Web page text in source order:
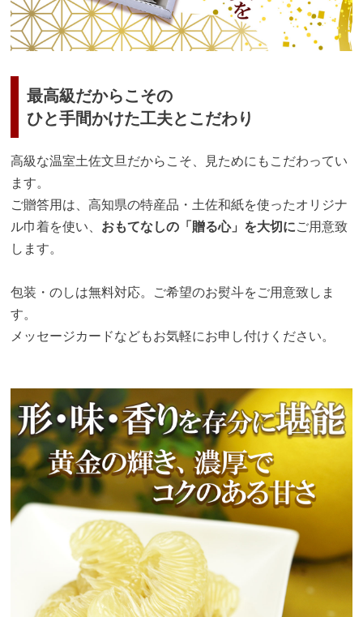
最高級だからこその
ひと手間かけた工夫とこだわり
高級な温室土佐文旦だからこそ、見ためにもこだわってい
ます。
ご贈答用は、高知県の特産品・土佐和紙を使ったオリジナ
ル巾着を使い、 おもてなしの「贈る心」を大切に ご用意致
します。
包装・のしは無料対応。ご希望のお熨斗をご用意致しま
す。
メッセージカードなどもお気軽にお申し付けください。